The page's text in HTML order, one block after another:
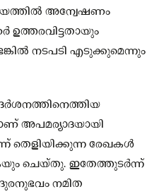
അന്വേഷണം
ഉത്തരവിട്ടതായും
നടപടി എടുക്കുമെന്നും
ദര്‍ശനത്തിനെത്തിയ
അപമര്യാദയായി
തെളിയിക്കുന്ന രേഖകള്‍
ചെയ്‌തു. ഇതേത്തുടർന്ന്
നമിത